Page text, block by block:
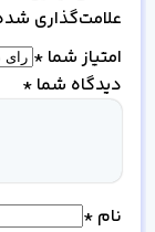
علامت‌گذاری
امتیاز شما *
دیدگاه شما *
نام *